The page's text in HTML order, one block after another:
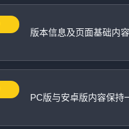
版本信息及页面基础内
PC版与安卓版内容保持